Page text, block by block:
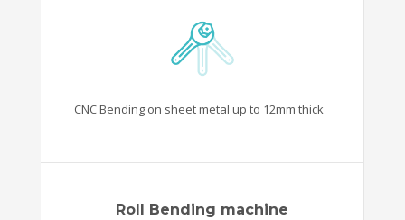
CNC Bending on sheet metal up to 12mm thick
Roll Bending machine